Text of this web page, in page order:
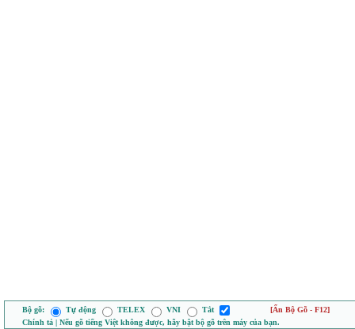
Bộ gõ: Tự động TELEX VNI Tắt
[Ẩn Bộ Gõ - F12]
Chính tả | Nếu gõ tiếng Việt không được, hãy bật bộ gõ trên máy của bạn.